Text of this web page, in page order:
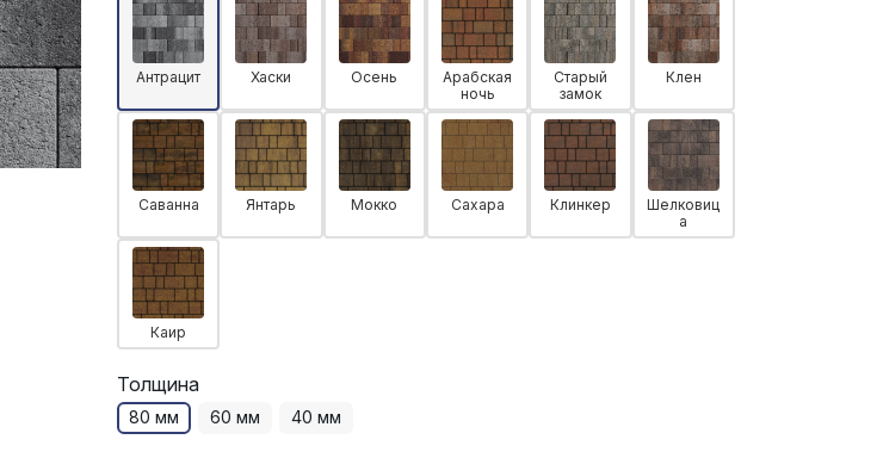
Антрацит Хаски Осень
Арабская
ночь
Старый
замок
Клен
Саванна Янтарь Мокко Сахара Клинкер
Шелковиц
а
Каир
Толщина
80 мм 60 мм 40 мм